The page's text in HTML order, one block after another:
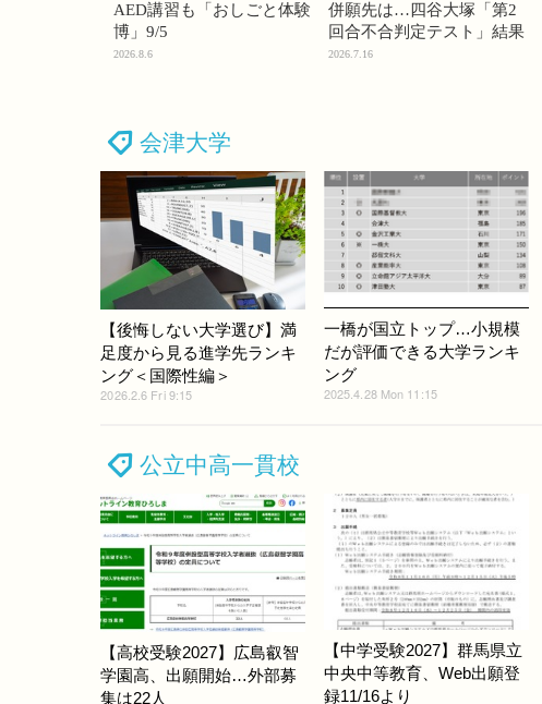
AED講習も「おしごと体験
博」9/5
2026.8.6
併願先は…四谷大塚「第2
回合不合判定テスト」結果
2026.7.16
会津大学
【後悔しない大学選び】満
足度から見る進学先ランキ
ング＜国際性編＞
2026.2.6 Fri 9:15
一橋が国立トップ…小規模
だが評価できる大学ランキ
ング
2025.4.28 Mon 11:15
公立中高一貫校
【高校受験2027】広島叡智
学園高、出願開始…外部募
集は22人
【中学受験2027】群馬県立
中央中等教育、Web出願登
録11/16より